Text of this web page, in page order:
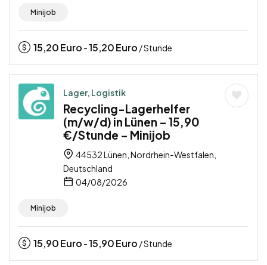
Minijob
15,20Euro -15,20Euro / Stunde
Lager, Logistik
Recycling-Lagerhelfer
(m/w/d) in Lünen – 15,90
€/Stunde – Minijob
44532 Lünen, Nordrhein-Westfalen,
Deutschland
04/08/2026
Minijob
15,90Euro -15,90Euro / Stunde